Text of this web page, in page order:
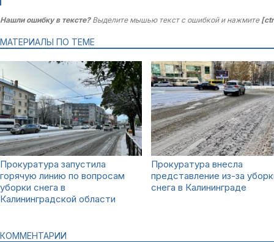
Нашли ошибку в тексте?Выделите мышью текст с ошибкой и нажмите
МАТЕРИАЛЫ ПО ТЕМЕ
Прокуратура запустила
горячую линию по вопросам
уборки снега в
Калининградской области
Прокуратура внесла
представление из-за
снега в Калининграде
КОММЕНТАРИИ